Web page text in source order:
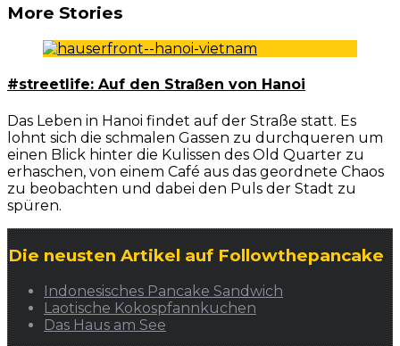
More Stories
#streetlife: Auf den Straßen von Hanoi
Das Leben in Hanoi findet auf der Straße statt. Es
lohnt sich die schmalen Gassen zu durchqueren um
einen Blick hinter die Kulissen des Old Quarter zu
erhaschen, von einem Café aus das geordnete Chaos
zu beobachten und dabei den Puls der Stadt zu
spüren.
Die neusten Artikel auf Followthepancake
Indonesisches Pancake Sandwich
Laotische Kokospfannkuchen
Das Haus am See